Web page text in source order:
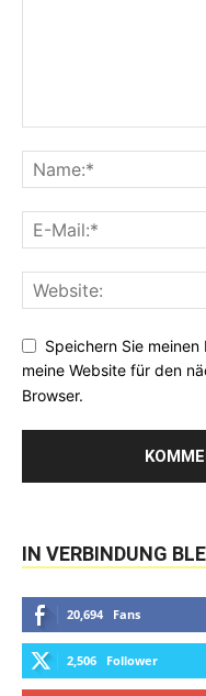
Speichern Sie
meine Website für den
Browser.
IN VERBINDUNG
20,694 Fans
2,506 Follower